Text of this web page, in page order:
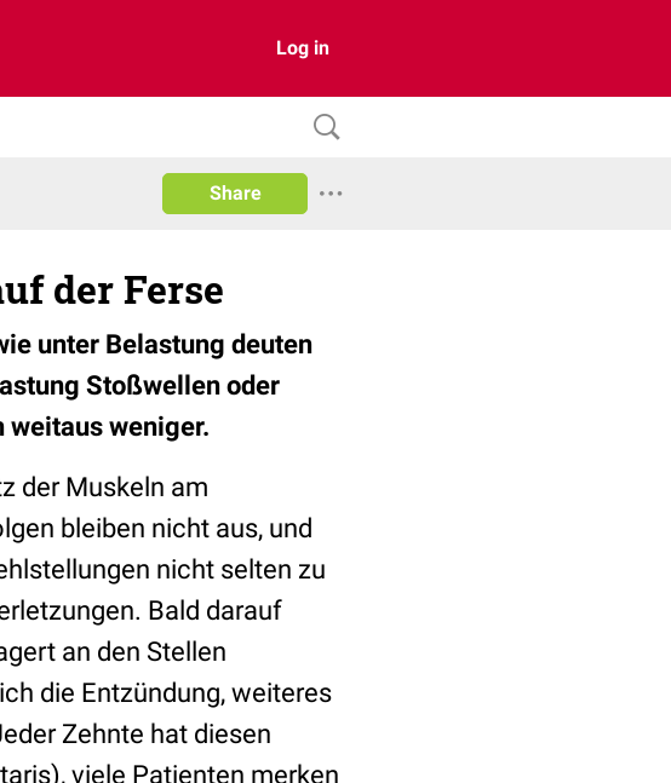
Log in
Share
der Ferse
unter Belastung deuten
Stoßwellen oder
weitaus weniger.
der Muskeln am
bleiben nicht aus, und
nicht selten zu
Bald darauf
an den Stellen
die Entzündung, weiteres
Zehnte hat diesen
viele Patienten merken